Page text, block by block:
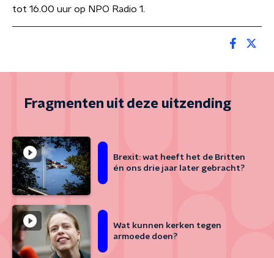
tot 16.00 uur op NPO Radio 1.
Fragmenten uit deze uitzending
Brexit: wat heeft het de Britten
én ons drie jaar later gebracht?
Wat kunnen kerken tegen
armoede doen?